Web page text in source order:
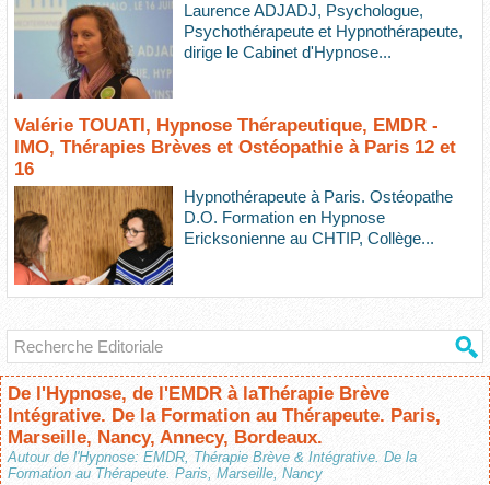
Laurence ADJADJ, Psychologue,
Psychothérapeute et Hypnothérapeute,
dirige le Cabinet d'Hypnose...
Valérie TOUATI, Hypnose Thérapeutique, EMDR -
IMO, Thérapies Brèves et Ostéopathie à Paris 12 et
16
Hypnothérapeute à Paris. Ostéopathe
D.O. Formation en Hypnose
Ericksonienne au CHTIP, Collège...
De l'Hypnose, de l'EMDR à laThérapie Brève
Intégrative. De la Formation au Thérapeute. Paris,
Marseille, Nancy, Annecy, Bordeaux.
Autour de l'Hypnose: EMDR, Thérapie Brève & Intégrative. De la
Formation au Thérapeute. Paris, Marseille, Nancy